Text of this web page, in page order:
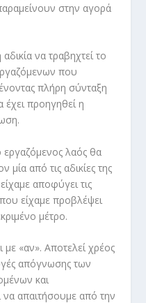
στην αγορά
να τραβηχτεί το
που
πλήρη σύνταξη
προηγηθεί η
εργαζόμενος λαός θα
μία από τις αδικίες της
αποφύγει τις
είχαμε προβλέψει
μέτρο.
«αν». Αποτελεί χρέος
απόγνωσης των
και
απαιτήσουμε από την